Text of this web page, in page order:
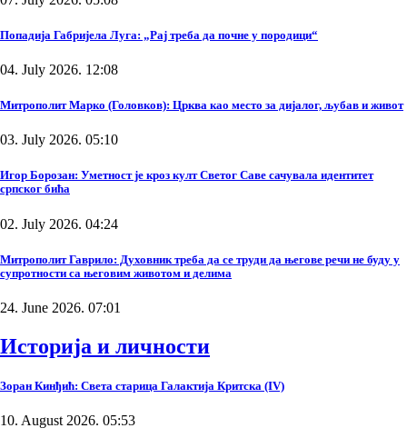
Попадија Габријела Луга: „Рај треба да почне у породици“
04. July 2026. 12:08
Митрополит Марко (Головков): Црква као место за дијалог, љубав и живот
03. July 2026. 05:10
Игор Борозан: Уметност је кроз култ Светог Саве сачувала идентитет
српског бића
02. July 2026. 04:24
Митрополит Гаврило: Духовник треба да се труди да његове речи не буду у
супротности са његовим животом и делима
24. June 2026. 07:01
Историја и личности
Зоран Кинђић: Света старица Галактија Критска (IV)
10. August 2026. 05:53